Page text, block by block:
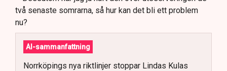
två senaste somrarna, så hur kan det bli ett problem
nu?
AI-sammanfattning
Norrköpings nya riktlinjer stoppar Lindas Kulas